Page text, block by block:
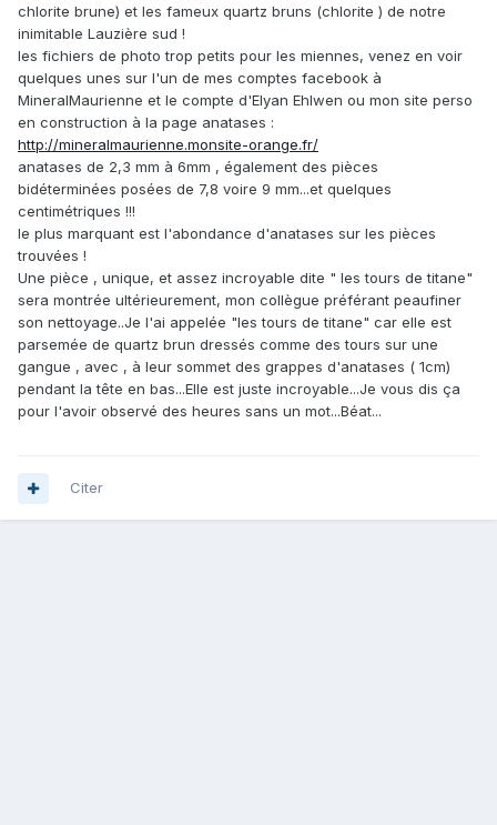
chlorite brune) et les fameux quartz bruns (chlorite ) de notre
inimitable Lauzière sud !
les fichiers de photo trop petits pour les miennes, venez en voir
quelques unes sur l'un de mes comptes facebook à
MineralMaurienne et le compte d'Elyan Ehlwen ou mon site perso
en construction à la page anatases :
http://mineralmaurienne.monsite-orange.fr/
anatases de 2,3 mm à 6mm , également des pièces
bidéterminées posées de 7,8 voire 9 mm...et quelques
centimétriques !!!
le plus marquant est l'abondance d'anatases sur les pièces
trouvées !
Une pièce , unique, et assez incroyable dite " les tours de titane"
sera montrée ultérieurement, mon collègue préférant peaufiner
son nettoyage..Je l'ai appelée "les tours de titane" car elle est
parsemée de quartz brun dressés comme des tours sur une
gangue , avec , à leur sommet des grappes d'anatases ( 1cm)
pendant la tête en bas...Elle est juste incroyable...Je vous dis ça
pour l'avoir observé des heures sans un mot...Béat...
Citer